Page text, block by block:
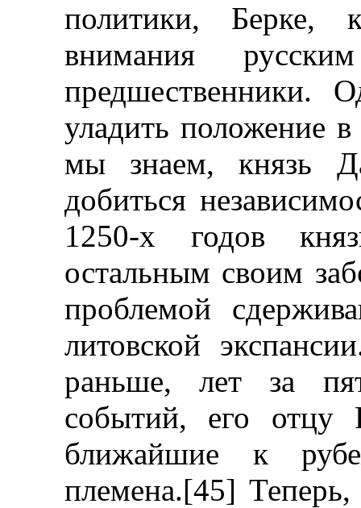
политики, Берке,
внимания
предшественники.
уладить положение
мы знаем, князь
добиться
1250-х годов
остальным своим
проблемой
литовской
раньше, лет за
событий, его отцу
ближайшие к
племена.[45] Теперь,